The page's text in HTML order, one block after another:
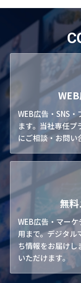
WEB広告・SNS
ます。当社専任プ
にご相談・お問い
無
WEB広告・マー
用まで。デジタル
ち情報をお届けし
いただけます。